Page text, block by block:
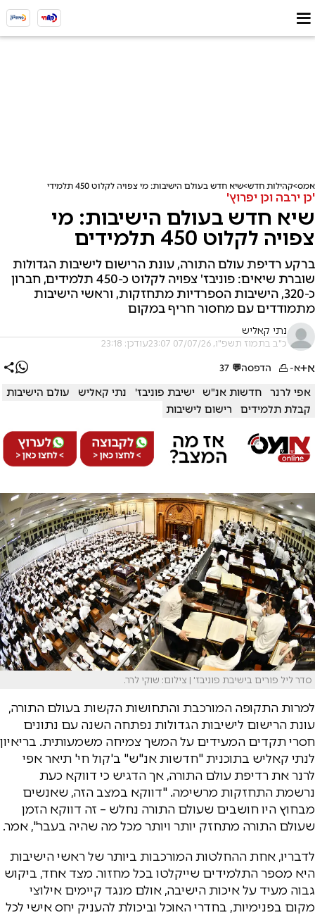
אמס קהילות חדש שיא חדש בעולם הישיבות: מי צפויה לקלוט 450 תלמידים
'כן ירבה וכן יפרוץ'
שיא חדש בעולם הישיבות: מי
צפויה לקלוט 450 תלמידים
ברקע רדיפת עולם התורה, עונת הרישום לישיבות הגדולות
שוברת שיאים: פוניבז' צפויה לקלוט כ-450 תלמידים, חברון
כ-320, הישיבות הספרדיות מתחזקות, וראשי הישיבות
מתמודדים עם מחסור חריף במקום
נתי קאליש
כ"ב בתמוז תשפ"ו, 07/07/26 23:07 עודכן: 23:18
א+א- הדפסה💬
37
אפי לרנר חדשות אנ"ש ישיבת פוניבז' נתי קאליש
עולם הישיבות
קבלת תלמידים
רישום לישיבות
סדר ליל פורים בישיבת פוניבז' | צילום: שוקי לרר.
למרות התקופה המורכבת והתחושות הקשות בעולם התורה,
עונת הרישום לישיבות הגדולות נפתחה השנה עם נתונים
חסרי תקדים המעידים על המשך צמיחה משמעותית. בריאיון
לנתי קאליש בתוכנית "חדשות אנ"ש" ב'קול חי' תיאר אפי
לרנר את רדיפת עולם התורה, אך הדגיש כי דווקא כעת
נרשמת התחזקות מרשימה. "דווקא במצב הזה, שאנשים
מבחוץ היו חושבים שעולם התורה נחלש – זה דווקא הזמן
שעולם התורה מתחזק יותר ויותר מכל מה שהיה בעבר", אמר.
לדבריו, אחת ההחלטות המורכבות ביותר של ראשי הישיבות
היא מספר התלמידים שייקלטו בכל מחזור. מצד אחד, ביקוש
גבוה מעיד על איכות הישיבה, אולם מנגד קיימים אילוצי
מקום בפנימיות, בחדרי האוכל וביכולת להעניק יחס אישי לכל